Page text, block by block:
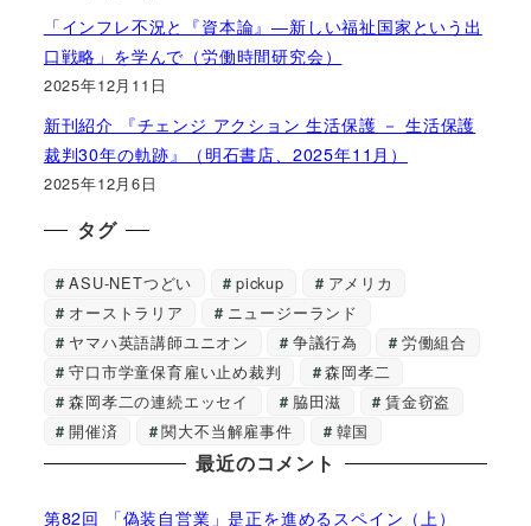
「インフレ不況と『資本論』―新しい福祉国家という出
口戦略」を学んで（労働時間研究会）
2025年12月11日
新刊紹介 『チェンジ アクション 生活保護 － 生活保護
裁判30年の軌跡』（明石書店、2025年11月）
2025年12月6日
タグ
ASU-NETつどい pickup
アメリカ
オーストラリア
ニュージーランド
ヤマハ英語講師ユニオン
争議行為
労働組合
守口市学童保育雇い止め裁判
森岡孝二
森岡孝二の連続エッセイ
脇田滋
賃金窃盗
開催済
関大不当解雇事件 韓国
最近のコメント
第82回 「偽装自営業」是正を進めるスペイン（上）